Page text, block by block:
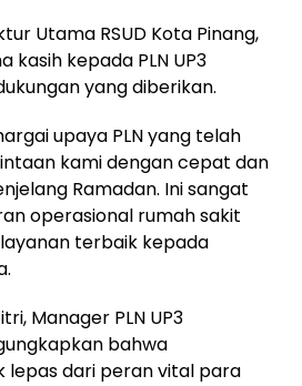
Utama RSUD Kota Pinang,
kepada PLN UP3
yang diberikan.
upaya PLN yang telah
kami dengan cepat dan
Ramadan. Ini sangat
operasional rumah sakit
terbaik kepada
Manager PLN UP3
bahwa
lepas dari peran vital para